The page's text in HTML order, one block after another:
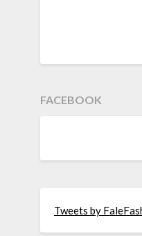
FACEBOOK
Tweets by